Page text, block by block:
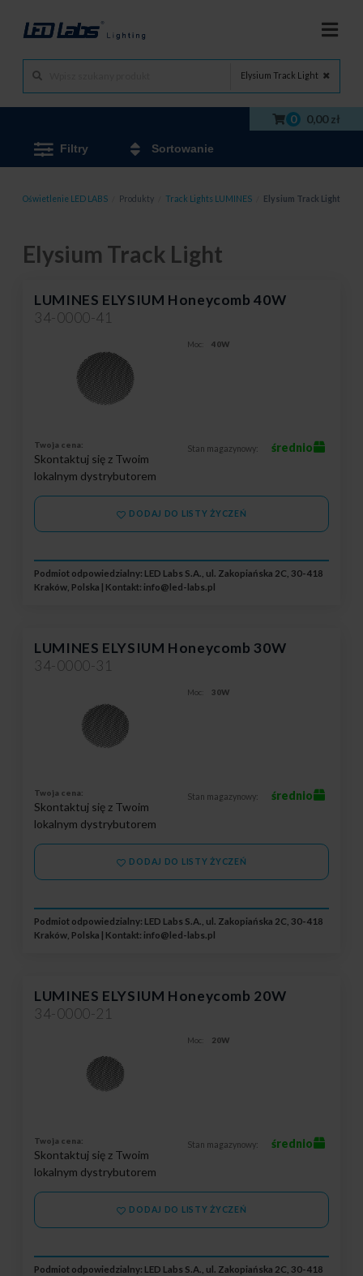
Elysium Track Light
0 0,00 zł
Filtry Sortowanie
Oświetlenie LED LABS Produkty Track Lights LUMINES Elysium Track Light
Elysium Track Light
LUMINES ELYSIUM Honeycomb 40W
34-0000-41
Moc: 40W
Twoja cena:
Skontaktuj się z Twoim
lokalnym dystrybutorem
Stan magazynowy: średnio
DODAJ DO LISTY ŻYCZEŃ
Podmiot odpowiedzialny: LED Labs S.A., ul. Zakopiańska 2C, 30-418
Kraków, Polska | Kontakt: info@led-labs.pl
LUMINES ELYSIUM Honeycomb 30W
34-0000-31
Moc: 30W
Twoja cena:
Skontaktuj się z Twoim
lokalnym dystrybutorem
Stan magazynowy: średnio
DODAJ DO LISTY ŻYCZEŃ
Podmiot odpowiedzialny: LED Labs S.A., ul. Zakopiańska 2C, 30-418
Kraków, Polska | Kontakt: info@led-labs.pl
LUMINES ELYSIUM Honeycomb 20W
34-0000-21
Moc: 20W
Twoja cena:
Skontaktuj się z Twoim
lokalnym dystrybutorem
Stan magazynowy: średnio
DODAJ DO LISTY ŻYCZEŃ
Podmiot odpowiedzialny: LED Labs S.A., ul. Zakopiańska 2C, 30-418